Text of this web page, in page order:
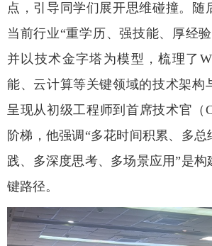
点，引导同学们展开思维碰撞。随
当前行业“重学历、强技能、厚经
并以技术金字塔为模型，梳理了
能、云计算等关键领域的技术架构
呈现从初级工程师到首席技术官（
阶梯，他强调“多花时间积累、多
践、多深度思考、多场景应用”是构
键路径。